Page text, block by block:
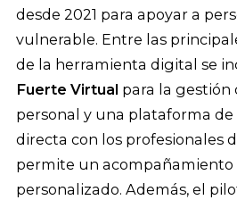
desde 2021 para apoyar a
vulnerable. Entre las
de la herramienta digital se
Fuerte Virtual para la
personal y una plataforma
directa con los profesionales
permite un
personalizado. Además, el